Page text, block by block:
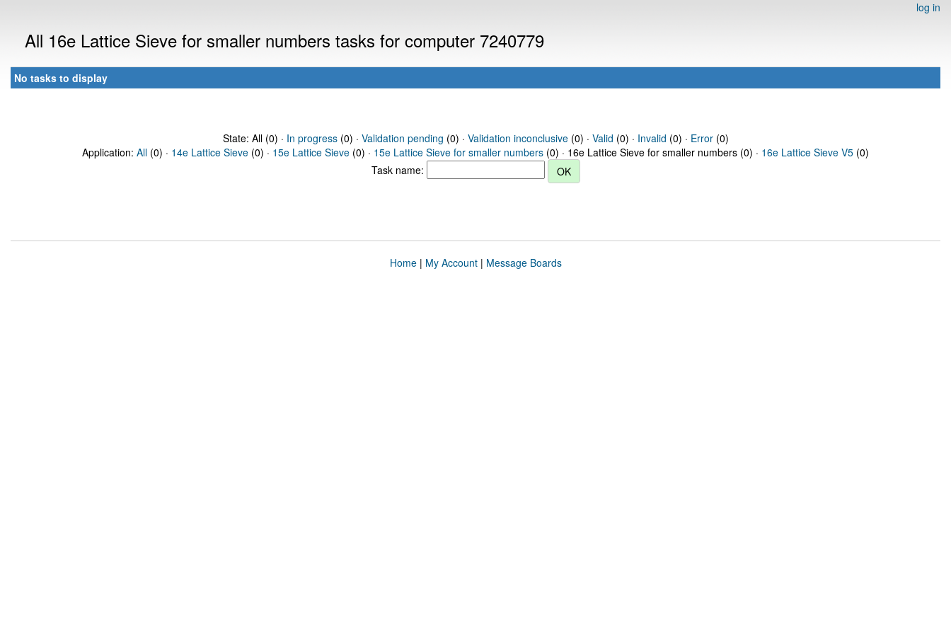
log in
All 16e Lattice Sieve for smaller numbers tasks for computer 7240779
No tasks to display
State: All (0) · In progress(0) · Validation pending (0) · Validation inconclusive(0) · Valid (0) · Invalid (0) · Error(0)
Application: All (0) · 14e Lattice Sieve (0) · 15e Lattice Sieve (0) · 15e Lattice Sieve for smaller numbers (0) · 16e Lattice Sieve for smaller numbers (0) · 16e Lattice Sieve V5 (0)
Task name:
Home| My Account| Message Boards